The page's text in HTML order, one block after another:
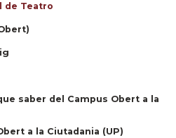
de Teatro
saber del Campus Obert a la
a la Ciutadania (UP)